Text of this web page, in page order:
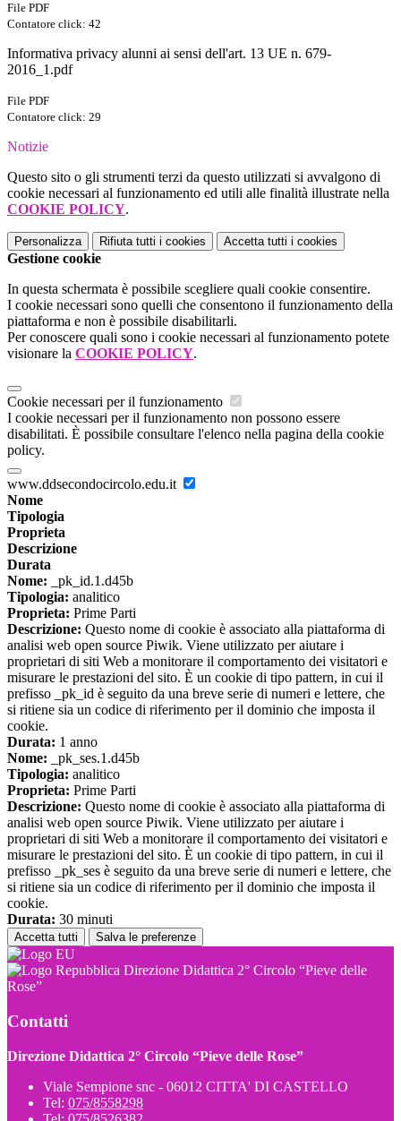
File PDF
Contatore click: 42
Informativa privacy alunni ai sensi dell'art. 13 UE n. 679-
2016_1.pdf
File PDF
Contatore click: 29
Notizie
Questo sito o gli strumenti terzi da questo utilizzati si avvalgono di
cookie necessari al funzionamento ed utili alle finalità illustrate nella
COOKIE POLICY.
Personalizza Rifiuta tutti i cookies Accetta tutti i cookies
Gestione cookie
In questa schermata è possibile scegliere quali cookie consentire.
I cookie necessari sono quelli che consentono il funzionamento della
piattaforma e non è possibile disabilitarli.
Per conoscere quali sono i cookie necessari al funzionamento potete
visionare la COOKIE POLICY.
Cookie necessari per il funzionamento
I cookie necessari per il funzionamento non possono essere
disabilitati. È possibile consultare l'elenco nella pagina della cookie
policy.
www.ddsecondocircolo.edu.it
Nome
Tipologia
Proprieta
Descrizione
Durata
Nome: _pk_id.1.d45b
Tipologia: analitico
Proprieta: Prime Parti
Descrizione: Questo nome di cookie è associato alla piattaforma di
analisi web open source Piwik. Viene utilizzato per aiutare i
proprietari di siti Web a monitorare il comportamento dei visitatori e
misurare le prestazioni del sito. È un cookie di tipo pattern, in cui il
prefisso _pk_id è seguito da una breve serie di numeri e lettere, che
si ritiene sia un codice di riferimento per il dominio che imposta il
cookie.
Durata: 1 anno
Nome: _pk_ses.1.d45b
Tipologia: analitico
Proprieta: Prime Parti
Descrizione: Questo nome di cookie è associato alla piattaforma di
analisi web open source Piwik. Viene utilizzato per aiutare i
proprietari di siti Web a monitorare il comportamento dei visitatori e
misurare le prestazioni del sito. È un cookie di tipo pattern, in cui il
prefisso _pk_ses è seguito da una breve serie di numeri e lettere, che
si ritiene sia un codice di riferimento per il dominio che imposta il
cookie.
Durata: 30 minuti
Accetta tutti Salva le preferenze
Direzione Didattica 2° Circolo “Pieve delle
Rose”
Contatti
Direzione Didattica 2° Circolo “Pieve delle Rose”
Viale Sempione snc - 06012 CITTA' DI CASTELLO
Tel: 075/8558298